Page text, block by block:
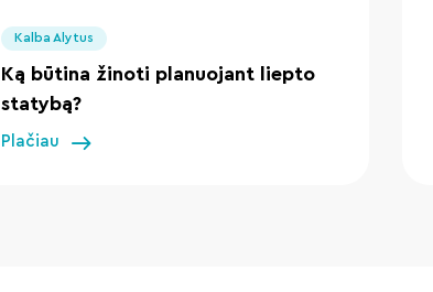
Kalba Alytus
Ką būtina žinoti planuojant liepto
statybą?
Plačiau